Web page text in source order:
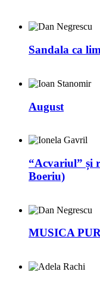
Sandala ca
August
“Acvariul” și
Boeriu)
MUSICA